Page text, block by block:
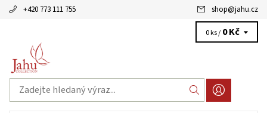
+420 773 111 755 shop@jahu.cz
0 ks / 0 Kč